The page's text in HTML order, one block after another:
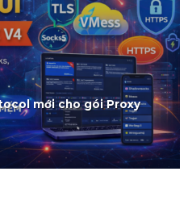
mới cho gói Proxy